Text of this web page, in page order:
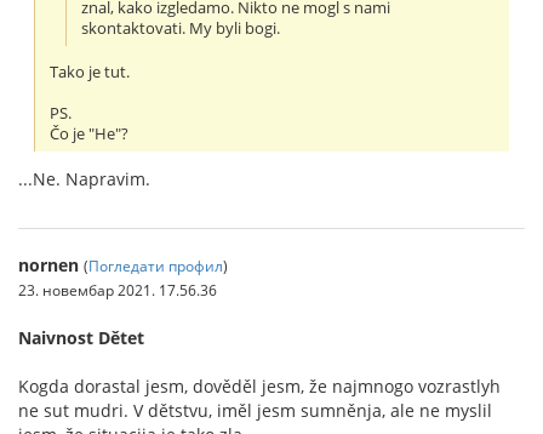
znal, kako izgledamo. Nikto ne mogl s nami
skontaktovati. My byli bogi.
Tako je tut.
PS.
Čo je "He"?
...Ne. Napravim.
nornen (Погледати профил)
23. новембар 2021. 17.56.36
Naivnost Dětet
Kogda dorastal jesm, dověděl jesm, že najmnogo vozrastlyh
ne sut mudri. V dětstvu, iměl jesm sumněnja, ale ne myslil